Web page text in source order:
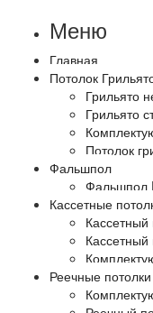
Меню
Главная
Потолок
Грильято
Грильято
Потолок
Фальшпол
Фальшпол
Кассетные
Кассетный
Кассетный
Реечные потолки